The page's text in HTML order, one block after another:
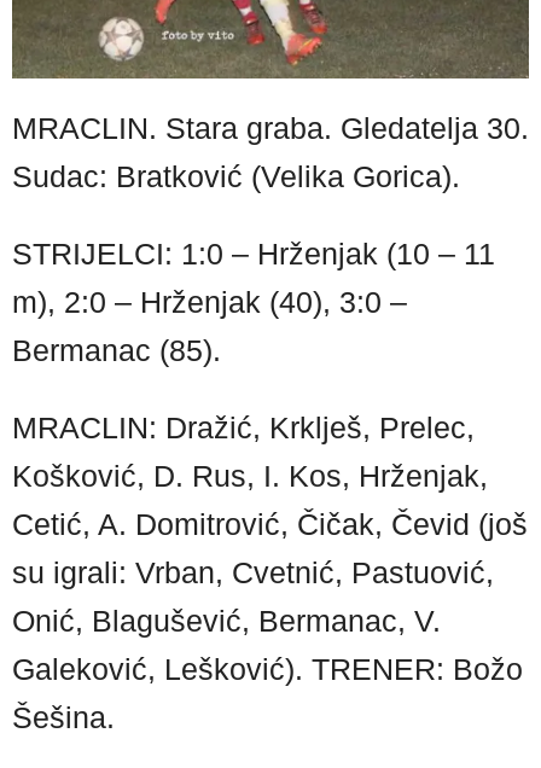
MRACLIN. Stara graba. Gledatelja 30.
Sudac: Bratković (Velika Gorica).
STRIJELCI: 1:0 – Hrženjak (10 – 11
m), 2:0 – Hrženjak (40), 3:0 –
Bermanac (85).
MRACLIN: Dražić, Krklješ, Prelec,
Košković, D. Rus, I. Kos, Hrženjak,
Cetić, A. Domitrović, Čičak, Čevid (još
su igrali: Vrban, Cvetnić, Pastuović,
Onić, Blagušević, Bermanac, V.
Galeković, Lešković). TRENER: Božo
Šešina.